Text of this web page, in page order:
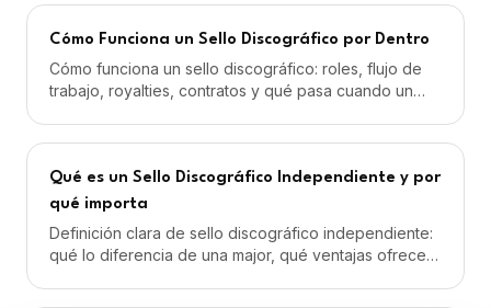
Cómo Funciona un Sello Discográfico por Dentro
Cómo funciona un sello discográfico: roles, flujo de
trabajo, royalties, contratos y qué pasa cuando un
Qué es un Sello Discográfico Independiente y por
qué importa
Definición clara de sello discográfico independiente:
qué lo diferencia de una major, qué ventajas ofrece